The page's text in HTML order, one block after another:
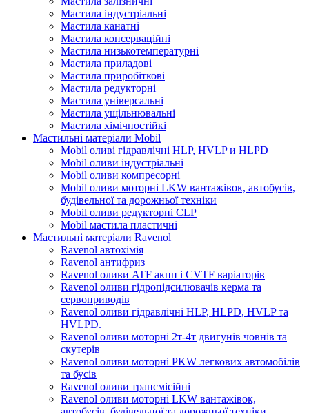
Мастила індустріальні
Мастила канатні
Мастила консерваційні
Мастила низькотемпературні
Мастила приладові
Мастила приробіткові
Мастила редукторні
Мастила універсальні
Мастила ущільнювальні
Мастила хімічностійкі
Мастильні матеріали Mobil
Mobil оливі гідравлічні HLP, HVLP и HLPD
Mobil оливи індустріальні
Mobil оливи компресорні
Mobil оливи моторні LKW вантажівок, автобусів,
будівельної та дорожньої техніки
Mobil оливи редукторні CLP
Mobil мастила пластичні
Мастильні матеріали Ravenol
Ravenol автохімія
Ravenol антифриз
Ravenol оливи ATF акпп і CVTF варіаторів
Ravenol оливи гідропідсилювачів керма та
сервоприводів
Ravenol оливи гідравлічні HLP, HLPD, HVLP та
HVLPD.
Ravenol оливи моторні 2т-4т двигунів човнів та
скутерів
Ravenol оливи моторні PKW легкових автомобілів
та бусів
Ravenol оливи трансмісійні
Ravenol оливи моторні LKW вантажівок,